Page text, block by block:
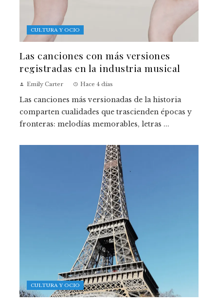
CULTURA Y OCIO
Las canciones con más versiones
registradas en la industria musical
Emily Carter Hace 4 días
Las canciones más versionadas de la historia
comparten cualidades que trascienden épocas y
fronteras: melodías memorables, letras ...
CULTURA Y OCIO